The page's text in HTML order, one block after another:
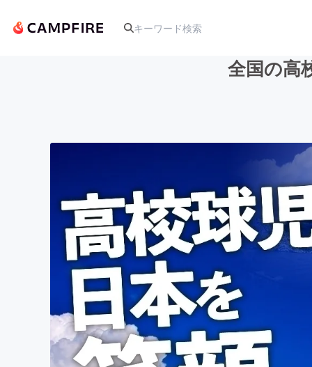
テクノロジー・ガジェット
映像・映画
ビジネス・起業
まちづくり・地域活性化
全国の高